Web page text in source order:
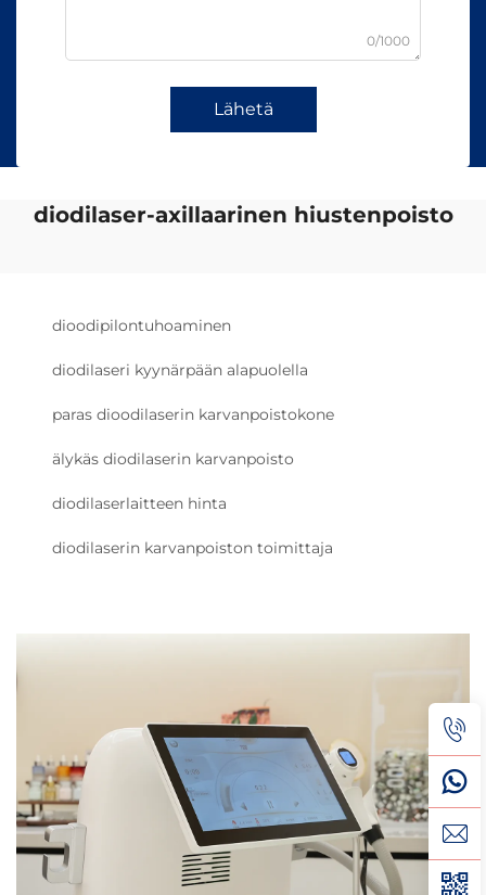
0/1000
Lähetä
diodilaser-axillaarinen hiustenpoisto
dioodipilontuhoaminen
diodilaseri kyynärpään alapuolella
paras dioodilaserin karvanpoistokone
älykäs diodilaserin karvanpoisto
diodilaserlaitteen hinta
diodilaserin karvanpoiston toimittaja